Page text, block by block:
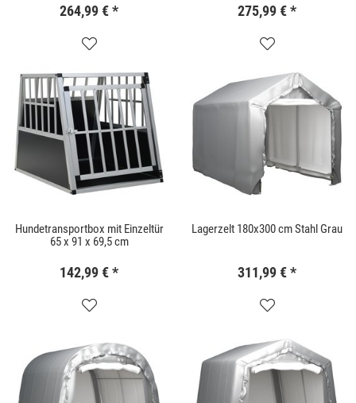
264,99 €* 275,99 €*
Hundetransportbox mit Einzeltür
65 x 91 x 69,5 cm
142,99 €*
Lagerzelt 180x300 cm Stahl Grau
311,99 €*